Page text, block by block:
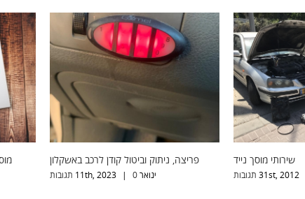
פריצה, ניתוק וביטול קודן לרכב באשקלון
ינואר 11th, 2023 | 0 תגובות
שירותי מוסך נייד
יולי 31st, 2012 | 0 תגובות